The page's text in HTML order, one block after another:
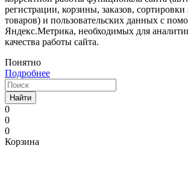
регистрации, корзины, заказов,
товаров) и пользовательских данных с
Яндекс.Метрика, необходимых для
качества работы сайта.
Понятно
Подробнее
Найти
0
0
0
Корзина